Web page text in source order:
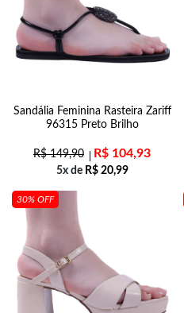
Sandália Feminina Rasteira Zariff
96315 Preto Brilho
R$149,90 R$ 104,93
5x de R$20,99
30% OFF